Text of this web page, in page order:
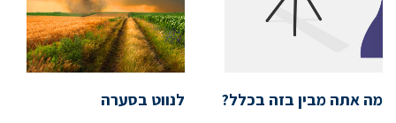
מה אתה מבין בזה בכלל? לנווט בסערה